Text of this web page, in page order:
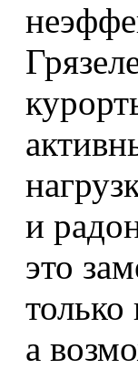
и
это
только
а